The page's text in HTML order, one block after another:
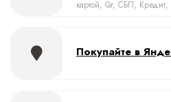
картой, Qr, СБП, Кредит,
Покупайте в